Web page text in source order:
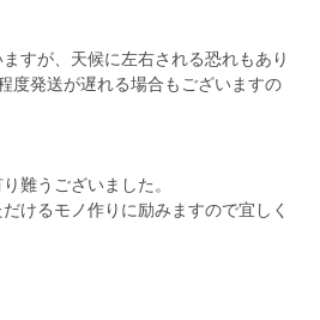
すが、天候に左右される恐れもあり
度発送が遅れる場合もございますの
難うございました。
けるモノ作りに励みますので宜しく